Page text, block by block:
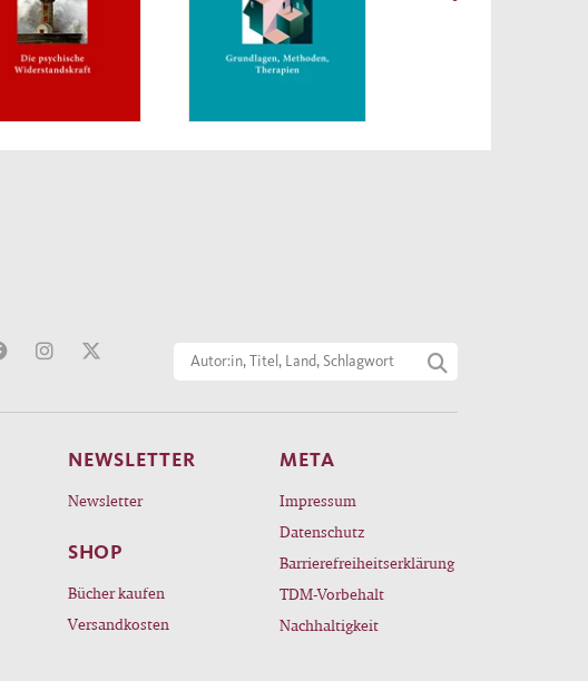
NEWSLETTER
Newsletter
SHOP
Bücher kaufen
Versandkosten
META
Impressum
Datenschutz
Barrierefreiheitserklärung
TDM-Vorbehalt
Nachhaltigkeit